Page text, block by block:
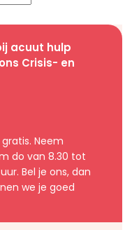
acuut hulp
Crisis- en
Neem
do van 8.30 tot
Bel je ons, dan
we je goed